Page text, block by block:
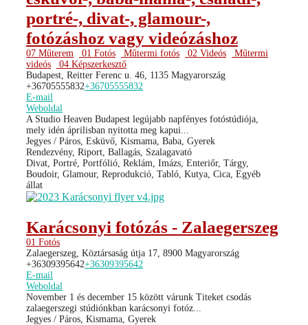
portré-, divat-, glamour-,
fotózáshoz vagy videózáshoz
07 Műterem 01 Fotós Műtermi fotós 02 Videós
Műtermi
videós
04 Képszerkesztő
Budapest, Reitter Ferenc u. 46, 1135 Magyarország
+36705555832+36705555832
E-mail
Weboldal
A Studio Heaven Budapest legújabb napfényes fotóstúdiója,
mely idén áprilisban nyitotta meg kapui...
Jegyes / Páros, Esküvő, Kismama, Baba, Gyerek
Rendezvény, Riport, Ballagás, Szalagavató
Divat, Portré, Portfólió, Reklám, Imázs, Enteriőr, Tárgy,
Boudoir, Glamour, Reprodukció, Tabló, Kutya, Cica, Egyéb
állat
Karácsonyi fotózás - Zalaegerszeg
01 Fotós
Zalaegerszeg, Köztársaság útja 17, 8900 Magyarország
+36309395642+36309395642
E-mail
Weboldal
November 1 és december 15 között várunk Titeket csodás
zalaegerszegi stúdiónkban karácsonyi fotóz...
Jegyes / Páros, Kismama, Gyerek